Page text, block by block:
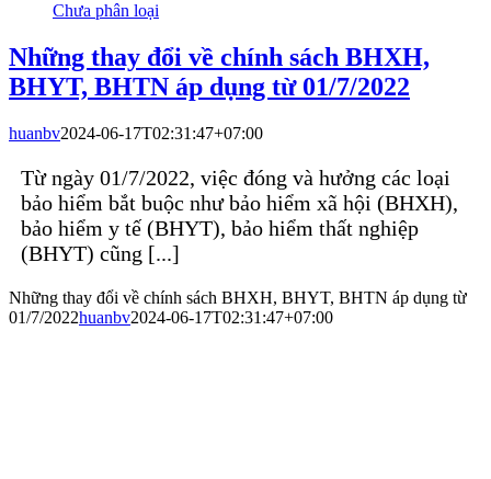
Chưa phân loại
Những thay đổi về chính sách BHXH,
BHYT, BHTN áp dụng từ 01/7/2022
huanbv2024-06-17T02:31:47+07:00
Từ ngày 01/7/2022, việc đóng và hưởng các loại
bảo hiểm bắt buộc như bảo hiểm xã hội (BHXH),
bảo hiểm y tế (BHYT), bảo hiểm thất nghiệp
(BHYT) cũng [...]
Những thay đổi về chính sách BHXH, BHYT, BHTN áp dụng từ
01/7/2022huanbv2024-06-17T02:31:47+07:00